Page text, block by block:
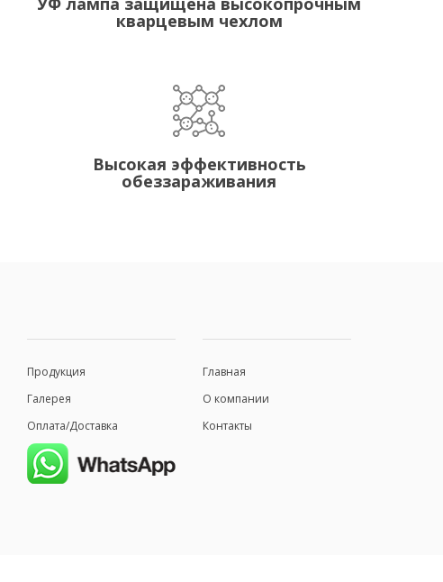
кварцевым чехлом
Высокая эффективность
обеззараживания
Продукция
Галерея
Оплата/Доставка
Главная
О компании
Контакты